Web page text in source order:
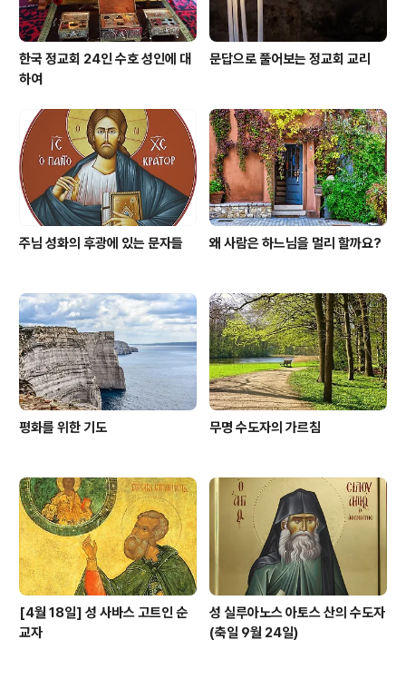
한국 정교회 24인 수호 성인에 대
하여
문답으로 풀어보는 정교회 교리
주님 성화의 후광에 있는 문자들 왜 사람은 하느님을 멀리 할까요?
평화를 위한 기도 무명 수도자의 가르침
[4월 18일] 성 사바스 고트인 순
교자
성 실루아노스 아토스 산의 수도자
(축일 9월 24일)